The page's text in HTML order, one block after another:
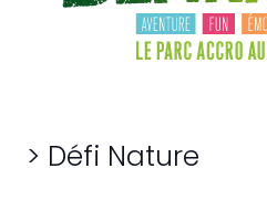
> Défi Nature